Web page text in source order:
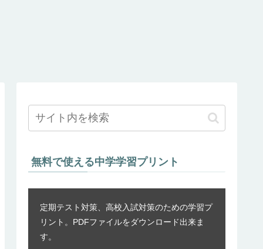
無料で使える中学学習プリント
定期テスト対策、高校入試対策のための学習プ
リント。PDFファイルをダウンロード出来ま
す。